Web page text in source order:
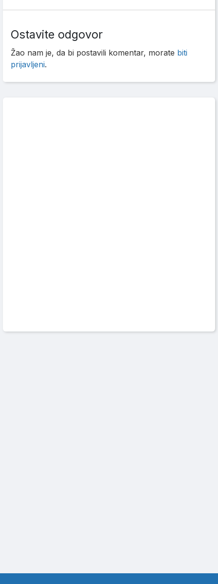
Ostavite odgovor
Žao nam je, da bi postavili komentar, morate biti
prijavljeni.